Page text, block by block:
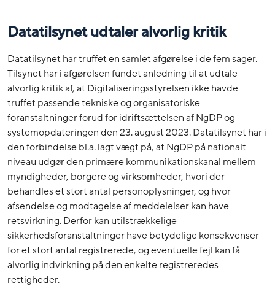
Datatilsynet udtaler alvorlig kritik
Datatilsynet har truffet en samlet afgørelse i de fem sager.
Tilsynet har i afgørelsen fundet anledning til at udtale
alvorlig kritik af, at Digitaliseringsstyrelsen ikke havde
truffet passende tekniske og organisatoriske
foranstaltninger forud for idriftsættelsen af NgDP og
systemopdateringen den 23. august 2023. Datatilsynet har i
den forbindelse bl.a. lagt vægt på, at NgDP på nationalt
niveau udgør den primære kommunikationskanal mellem
myndigheder, borgere og virksomheder, hvori der
behandles et stort antal personoplysninger, og hvor
afsendelse og modtagelse af meddelelser kan have
retsvirkning. Derfor kan utilstrækkelige
sikkerhedsforanstaltninger have betydelige konsekvenser
for et stort antal registrerede, og eventuelle fejl kan få
alvorlig indvirkning på den enkelte registreredes
rettigheder.